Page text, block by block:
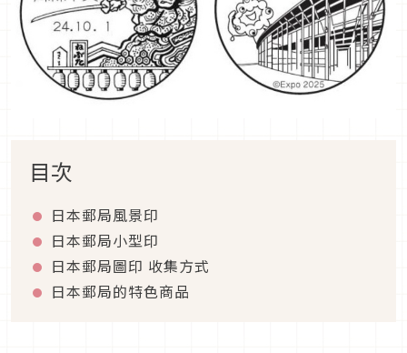
目次
日本郵局風景印
日本郵局小型印
日本郵局圖印 收集方式
日本郵局的特色商品